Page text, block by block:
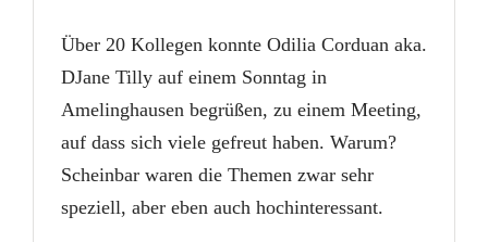
Über 20 Kollegen konnte Odilia Corduan aka.
DJane Tilly auf einem Sonntag in
Amelinghausen begrüßen, zu einem Meeting,
auf dass sich viele gefreut haben. Warum?
Scheinbar waren die Themen zwar sehr
speziell, aber eben auch hochinteressant.